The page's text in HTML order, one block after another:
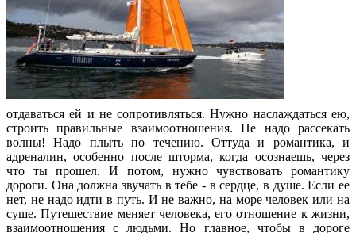
отдаваться ей и не сопротивляться. Нужно наслаждаться ею,
строить правильные взаимоотношения. Не надо рассекать
волны! Надо плыть по течению. Оттуда и романтика, и
адреналин, особенно после шторма, когда осознаешь, через
что ты прошел. И потом, нужно чувствовать романтику
дороги. Она должна звучать в тебе - в сердце, в душе. Если ее
нет, не надо идти в путь. И не важно, на море человек или на
суше. Путешествие меняет человека, его отношение к жизни,
взаимоотношения с людьми. Но главное, чтобы в дороге